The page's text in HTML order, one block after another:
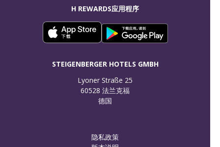
H REWARDS应用程序
STEIGENBERGER HOTELS GMBH
Lyoner Straße 25
60528 法兰克福
德国
隐私政策